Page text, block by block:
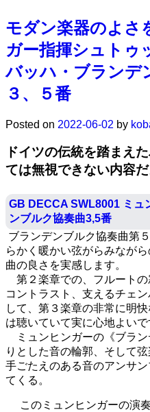
モダン楽器のよさ
ガー指揮シュト
バッハ・ブランデ
３、５番
Posted on 2022-06-02 by
ドイツの伝統を踏まえ
ては無視できない内容だ
GB DECCA SWL8001 ミュ
ンブルク協奏曲3,5番
ブランデンブルク協奏曲第
らかく暖かい弦がらみなが
曲の良さを実感します。
第２楽章での、フルート
コントラスト、支えるチェ
して、第３楽章の非常に明
は聴いていて実に心地よいで
ミュンヒンガーの《ブラ
りとした音の輪郭、そして
手ごたえのある音のアンサ
てくる。
このミュンヒンガーの演